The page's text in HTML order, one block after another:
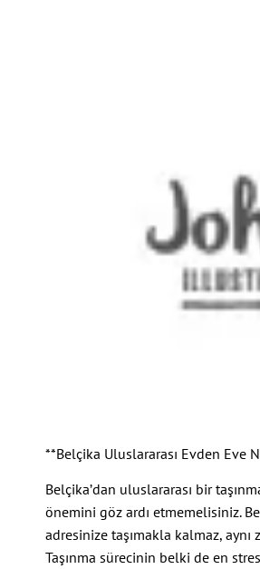
**Belçika Uluslararası Evden Eve
Belçika’dan uluslararası bir
önemini göz ardı etmemelisiniz.
adresinize taşımakla kalmaz,
Taşınma sürecinin belki de en